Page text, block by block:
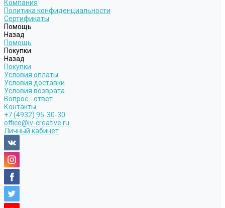
Компания
Политика конфиденциальности
Сертификаты
Помощь
Назад
Помощь
Покупки
Назад
Покупки
Условия оплаты
Условия доставки
Условия возврата
Вопрос - ответ
Контакты
+7 (4932) 95-30-30
office@iv-creative.ru
Личный кабинет